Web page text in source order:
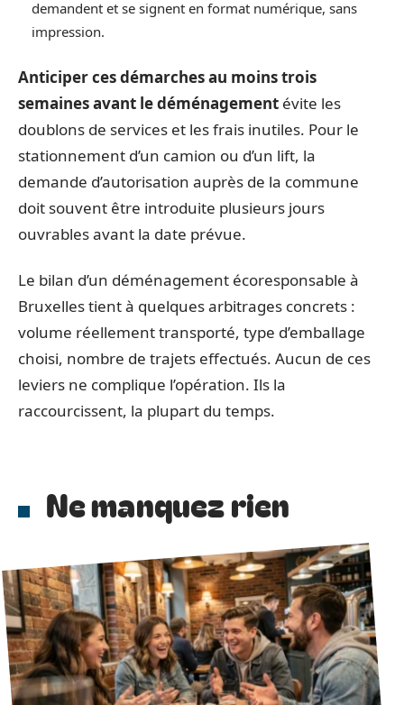
demandent et se signent en format numérique, sans
impression.
Anticiper ces démarches au moins trois
semaines avant le déménagement évite les
doublons de services et les frais inutiles. Pour le
stationnement d’un camion ou d’un lift, la
demande d’autorisation auprès de la commune
doit souvent être introduite plusieurs jours
ouvrables avant la date prévue.
Le bilan d’un déménagement écoresponsable à
Bruxelles tient à quelques arbitrages concrets :
volume réellement transporté, type d’emballage
choisi, nombre de trajets effectués. Aucun de ces
leviers ne complique l’opération. Ils la
raccourcissent, la plupart du temps.
Ne manquez rien